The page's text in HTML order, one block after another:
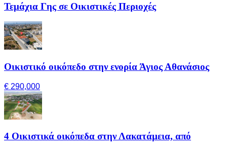
Τεμάχια Γης σε Οικιστικές Περιοχές
Οικιστικό οικόπεδο στην ενορία Άγιος Αθανάσιος
€ 290,000
4 Οικιστικά οικόπεδα στην Λακατάμεια, από